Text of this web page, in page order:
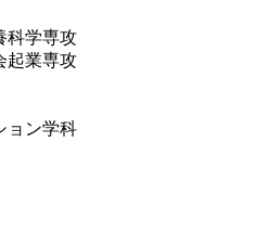
科学専攻
起業専攻
ョン学科